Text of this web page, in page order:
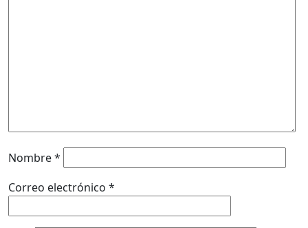
Nombre*
Correo electrónico *